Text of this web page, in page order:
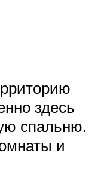
здесь
спальню.
и